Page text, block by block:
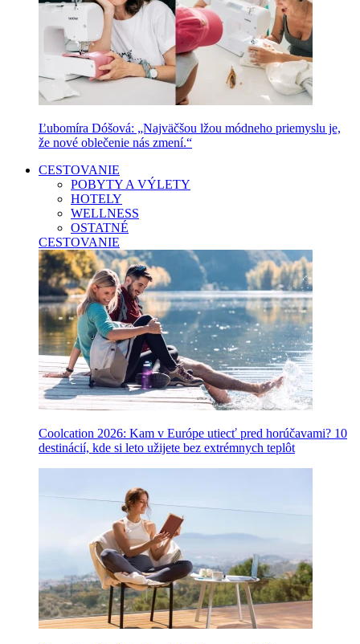
Ľubomíra Dóšová: „Najväčšou lžou módneho priemyslu je,
že nové oblečenie nás zmení.“
CESTOVANIE
POBYTY A VÝLETY
HOTELY
WELLNESS
OSTATNÉ
CESTOVANIE
Coolcation 2026: Kam v Európe utiecť pred horúčavami? 10
destinácií, kde si leto užijete bez extrémnych teplôt